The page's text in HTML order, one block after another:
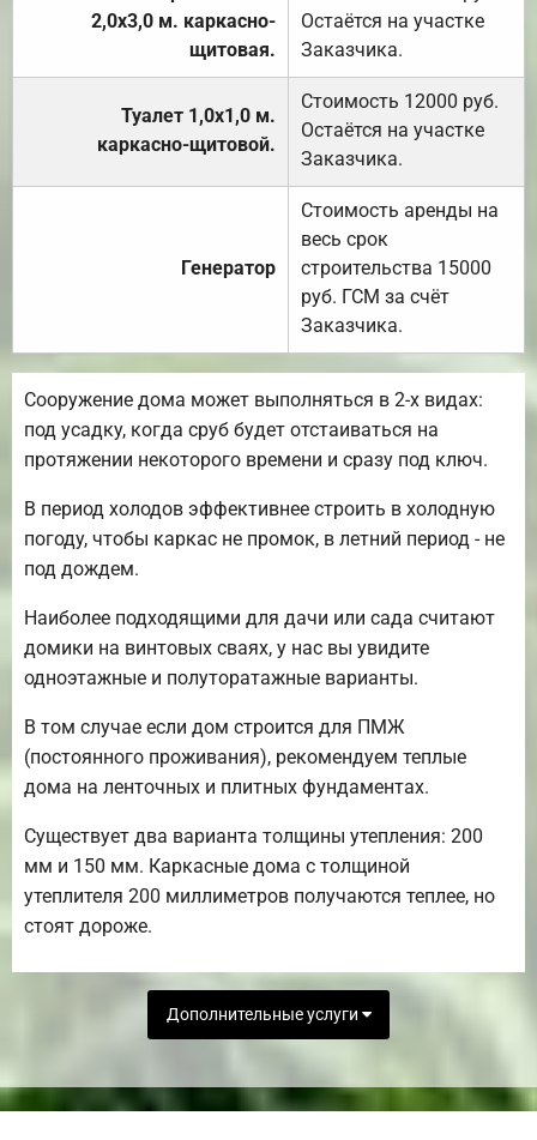
2,0х3,0 м. каркасно-
щитовая.
Остаётся на участке
Заказчика.
Туалет 1,0х1,0 м.
каркасно-щитовой.
Стоимость 12000 руб.
Остаётся на участке
Заказчика.
Генератор
Стоимость аренды на
весь срок
строительства 15000
руб. ГСМ за счёт
Заказчика.
Сооружение дома может выполняться в 2-х видах:
под усадку, когда сруб будет отстаиваться на
протяжении некоторого времени и сразу под ключ.
В период холодов эффективнее строить в холодную
погоду, чтобы каркас не промок, в летний период - не
под дождем.
Наиболее подходящими для дачи или сада считают
домики на винтовых сваях, у нас вы увидите
одноэтажные и полуторатажные варианты.
В том случае если дом строится для ПМЖ
(постоянного проживания), рекомендуем теплые
дома на ленточных и плитных фундаментах.
Существует два варианта толщины утепления: 200
мм и 150 мм. Каркасные дома с толщиной
утеплителя 200 миллиметров получаются теплее, но
стоят дороже.
Дополнительные услуги